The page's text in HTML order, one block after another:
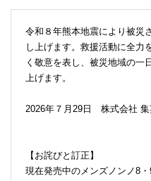
令和８年熊本地震により被災
し上げます。救援活動に全力
く敬意を表し、被災地域の一
上げます。
2026年７月29日 株式会社 集
【お詫びと訂正】
現在発売中のメンズノンノ8